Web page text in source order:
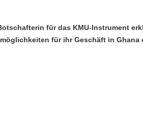
für das KMU-Instrument
für ihr Geschäft in Ghana